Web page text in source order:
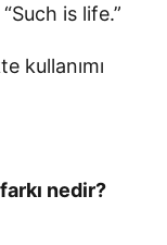
is life.”
kullanımı
nedir?